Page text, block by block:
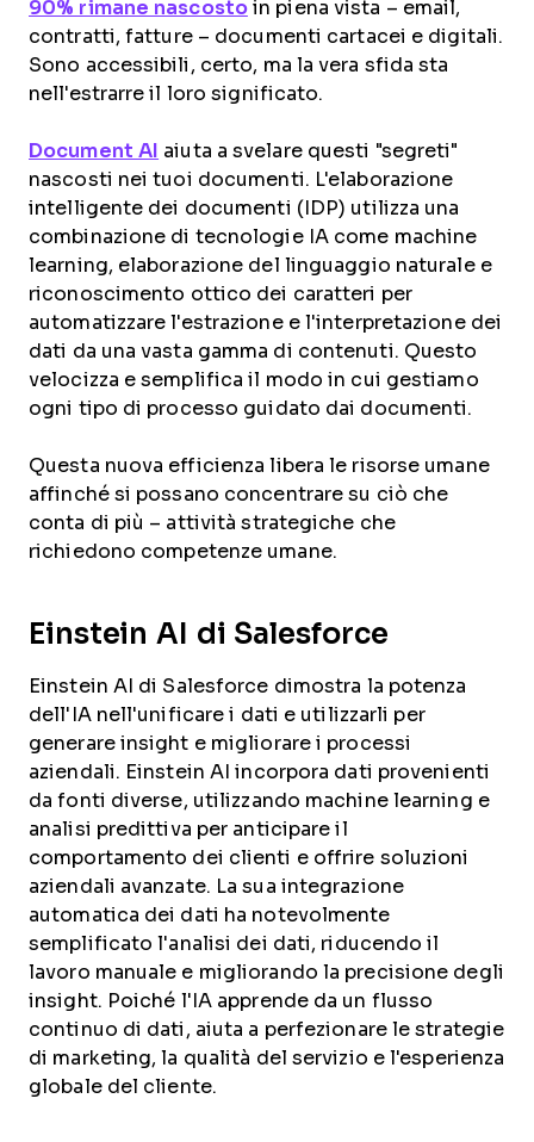
90% rimane nascostoin piena vista – email,
contratti, fatture – documenti cartacei e digitali.
Sono accessibili, certo, ma la vera sfida sta
nell'estrarre il loro significato.
Document AI aiuta a svelare questi "segreti"
nascosti nei tuoi documenti. L'elaborazione
intelligente dei documenti (IDP) utilizza una
combinazione di tecnologie IA come machine
learning, elaborazione del linguaggio naturale e
riconoscimento ottico dei caratteri per
automatizzare l'estrazione e l'interpretazione dei
dati da una vasta gamma di contenuti. Questo
velocizza e semplifica il modo in cui gestiamo
ogni tipo di processo guidato dai documenti.
Questa nuova efficienza libera le risorse umane
affinché si possano concentrare su ciò che
conta di più – attività strategiche che
richiedono competenze umane.
Einstein AI di Salesforce
Einstein AI di Salesforce dimostra la potenza
dell'IA nell'unificare i dati e utilizzarli per
generare insight e migliorare i processi
aziendali. Einstein AI incorpora dati provenienti
da fonti diverse, utilizzando machine learning e
analisi predittiva per anticipare il
comportamento dei clienti e offrire soluzioni
aziendali avanzate. La sua integrazione
automatica dei dati ha notevolmente
semplificato l'analisi dei dati, riducendo il
lavoro manuale e migliorando la precisione degli
insight. Poiché l'IA apprende da un flusso
continuo di dati, aiuta a perfezionare le strategie
di marketing, la qualità del servizio e l'esperienza
globale del cliente.